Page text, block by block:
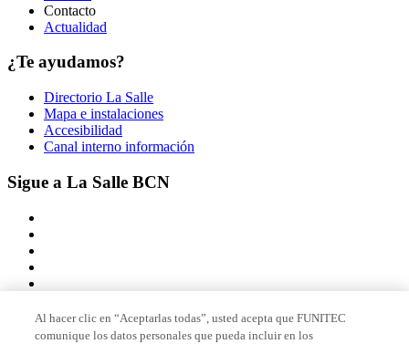
Contacto
Actualidad
¿Te ayudamos?
Directorio La Salle
Mapa e instalaciones
Accesibilidad
Canal interno información
Sigue a La Salle BCN
Al hacer clic en “Aceptarlas todas”, usted acepta que FUNITEC
comunique los datos personales que pueda incluir en los